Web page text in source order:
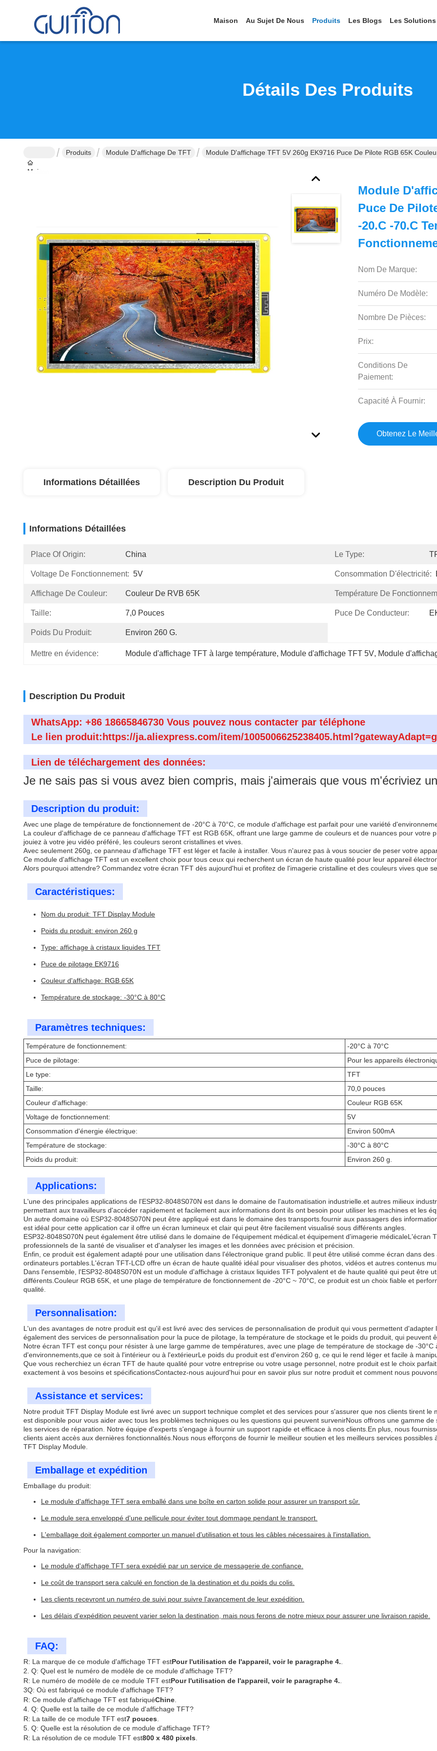
Maison Au Sujet De Nous Produits Les Blogs Les Solutions
Détails Des Produits
Maison
Produits Module D'affichage De TFT Module D'affichage TFT 5V 260g EK9716 Puce De Pilote RGB 65K
Module
Puce De
-20.C -70.C
Nom De Marque:
Numéro De Modèle:
Nombre De Pièces:
Prix:
Conditions De
Paiement:
Capacité À Fournir:
Obtenez Le
Informations Détaillées Description Du Produit
Informations Détaillées
Place Of Origin: China Le Type:
Voltage De Fonctionnement: 5V Consommation D'électricité:
Affichage De Couleur: Couleur De RVB 65K Température De
Taille: 7,0 Pouces Puce De Conducteur:
Poids Du Produit: Environ 260 G.
Mettre en évidence: Module d'affichage TFT à large température, Module d'affichage TFT 5V, Module
Description Du Produit
WhatsApp: +86 18665846730 Vous pouvez nous contacter par téléphone
Le lien produit:https://ja.aliexpress.com/item/
Lien de téléchargement des données:
Je ne sais pas si vous avez bien compris, mais j'aimerais que vous m'écriviez
Description du produit:
Avec une plage de température de fonctionnement de -20°C à 70°C, ce module d'affichage est parfait pour une variété
La couleur d'affichage de ce panneau d'affichage TFT est RGB 65K, offrant une large gamme de couleurs et de nuances pour votre
jouiez à votre jeu vidéo préféré, les couleurs seront cristallines et vives.
Avec seulement 260g, ce panneau d'affichage TFT est léger et facile à installer. Vous n'aurez pas à vous soucier de peser votre
Ce module d'affichage TFT est un excellent choix pour tous ceux qui recherchent un écran de haute qualité pour leur appareil
Alors pourquoi attendre? Commandez votre écran TFT dès aujourd'hui et profitez de l'imagerie cristalline et des couleurs vives que
Caractéristiques:
Nom du produit: TFT Display Module
Poids du produit: environ 260 g
Type: affichage à cristaux liquides TFT
Puce de pilotage EK9716
Couleur d'affichage: RGB 65K
Température de stockage: -30°C à 80°C
Paramètres techniques:
Température de fonctionnement:
-20°C à 70°C
Puce de pilotage:
Pour les appareils
Le type:
TFT
Taille:
70,0 pouces
Couleur d'affichage:
Couleur RGB 65K
Voltage de fonctionnement:
5V
Consommation d'énergie électrique:
Environ 500mA
Température de stockage:
-30°C à 80°C
Poids du produit:
Environ 260 g.
Applications:
L'une des principales applications de l'ESP32-8048S070N est dans le domaine de l'automatisation industrielle.et autres milieux
permettant aux travailleurs d'accéder rapidement et facilement aux informations dont ils ont besoin pour utiliser les machines et les
Un autre domaine où ESP32-8048S070N peut être appliqué est dans le domaine des transports.fournir aux passagers des
est idéal pour cette application car il offre un écran lumineux et clair qui peut être facilement visualisé sous différents angles.
ESP32-8048S070N peut également être utilisé dans le domaine de l'équipement médical.et équipement d'imagerie médicaleL'écran
professionnels de la santé de visualiser et d'analyser les images et les données avec précision et précision.
Enfin, ce produit est également adapté pour une utilisation dans l'électronique grand public. Il peut être utilisé comme écran dans
ordinateurs portables.L'écran TFT-LCD offre un écran de haute qualité idéal pour visualiser des photos, vidéos et autres contenus
Dans l'ensemble, l'ESP32-8048S070N est un module d'affichage à cristaux liquides TFT polyvalent et de haute qualité qui peut être
différents.Couleur RGB 65K, et une plage de température de fonctionnement de -20°C ~ 70°C, ce produit est un choix fiable et
qualité.
Personnalisation:
L'un des avantages de notre produit est qu'il est livré avec des services de personnalisation de produit qui vous permettent
également des services de personnalisation pour la puce de pilotage, la température de stockage et le poids du produit, qui peuvent
Notre écran TFT est conçu pour résister à une large gamme de températures, avec une plage de température de stockage de -
d'environnements,que ce soit à l'intérieur ou à l'extérieurLe poids du produit est d'environ 260 g, ce qui le rend léger et facile à
Que vous recherchiez un écran TFT de haute qualité pour votre entreprise ou votre usage personnel, notre produit est le choix
exactement à vos besoins et spécificationsContactez-nous aujourd'hui pour en savoir plus sur notre produit et comment nous
Assistance et services:
Notre produit TFT Display Module est livré avec un support technique complet et des services pour s'assurer que nos clients tirent
est disponible pour vous aider avec tous les problèmes techniques ou les questions qui peuvent survenirNous offrons une gamme
les services de réparation. Notre équipe d'experts s'engage à fournir un support rapide et efficace à nos clients.En plus, nous
clients aient accès aux dernières fonctionnalités.Nous nous efforçons de fournir le meilleur soutien et les meilleurs services
TFT Display Module.
Emballage et expédition
Emballage du produit:
Le module d'affichage TFT sera emballé dans une boîte en carton solide pour assurer un transport sûr.
Le module sera enveloppé d'une pellicule pour éviter tout dommage pendant le transport.
L'emballage doit également comporter un manuel d'utilisation et tous les câbles nécessaires à l'installation.
Pour la navigation:
Le module d'affichage TFT sera expédié par un service de messagerie de confiance.
Le coût de transport sera calculé en fonction de la destination et du poids du colis.
Les clients recevront un numéro de suivi pour suivre l'avancement de leur expédition.
Les délais d'expédition peuvent varier selon la destination, mais nous ferons de notre mieux pour assurer une livraison rapide.
FAQ:
R: La marque de ce module d'affichage TFT estPour l'utilisation de l'appareil, voir le paragraphe 4.
2. Q: Quel est le numéro de modèle de ce module d'affichage TFT?
R: Le numéro de modèle de ce module TFT estPour l'utilisation de l'appareil, voir le paragraphe 4.
3Q: Où est fabriqué ce module d'affichage TFT?
R: Ce module d'affichage TFT est fabriquéChine
4. Q: Quelle est la taille de ce module d'affichage TFT?
R: La taille de ce module TFT est7 pouces
5. Q: Quelle est la résolution de ce module d'affichage TFT?
R: La résolution de ce module TFT est800 x 480 pixels